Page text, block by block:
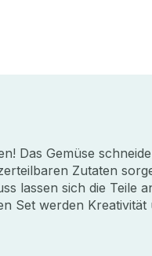
Das Gemüse
Zutaten
lassen sich die Teile
Set werden Kreativität